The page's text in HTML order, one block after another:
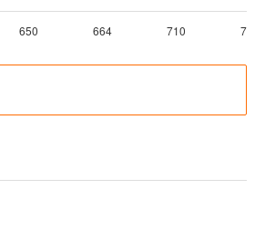
650 664 710 746